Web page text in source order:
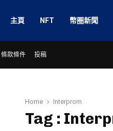
主頁 NFT 幣圈新聞
條款條件 投稿
Home Interprom
Tag :